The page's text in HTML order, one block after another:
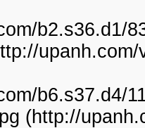
b2.s36.d1/
b6.s37.d4/
(http://